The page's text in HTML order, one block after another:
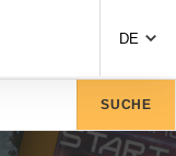
DE
SUCHE